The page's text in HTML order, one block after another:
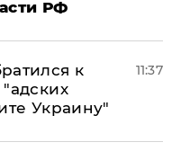
РФ
к
Украину"
11:37